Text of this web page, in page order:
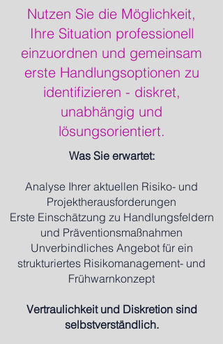
Nutzen Sie die Möglichkeit,
Ihre Situation professionell
einzuordnen und gemeinsam
erste Handlungsoptionen zu
identifizieren - diskret,
unabhängig und
lösungsorientiert.
Was Sie erwartet:
Analyse Ihrer aktuellen Risiko- und
Projektherausforderungen
Erste Einschätzung zu Handlungsfeldern
und Präventionsmaßnahmen
Unverbindliches Angebot für ein
strukturiertes Risikomanagement- und
Frühwarnkonzept
Vertraulichkeit und Diskretion sind
selbstverständlich.